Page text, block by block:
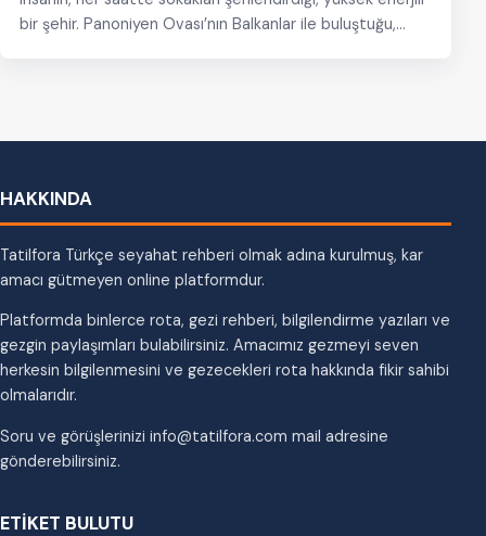
bir şehir. Panoniyen Ovası’nın Balkanlar ile buluştuğu,
HAKKINDA
Tatilfora Türkçe seyahat rehberi olmak adına kurulmuş, kar
amacı gütmeyen online platformdur.
Platformda binlerce rota, gezi rehberi, bilgilendirme yazıları ve
gezgin paylaşımları bulabilirsiniz. Amacımız gezmeyi seven
herkesin bilgilenmesini ve gezecekleri rota hakkında fikir sahibi
olmalarıdır.
Soru ve görüşlerinizi info@tatilfora.com mail adresine
gönderebilirsiniz.
ETİKET BULUTU